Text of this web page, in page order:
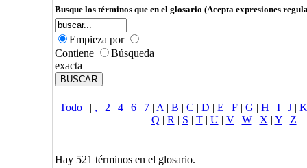
Busque los términos que en el glosario (Acepta expresiones
Empieza por
Contiene
Búsqueda
exacta
Todo | | , | 2 | 4 | 6 | 7 | A | B | C | D | E | F | G | H | I | J | K
Q | R | S | T| U| V| W| X | Y| Z
Hay 521 términos en el glosario.